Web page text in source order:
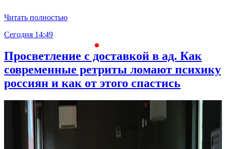
Читать полностью
Сегодня 14:49
Просветление с доставкой в ад. Как
современные ретриты ломают психику
россиян и как от этого спастись